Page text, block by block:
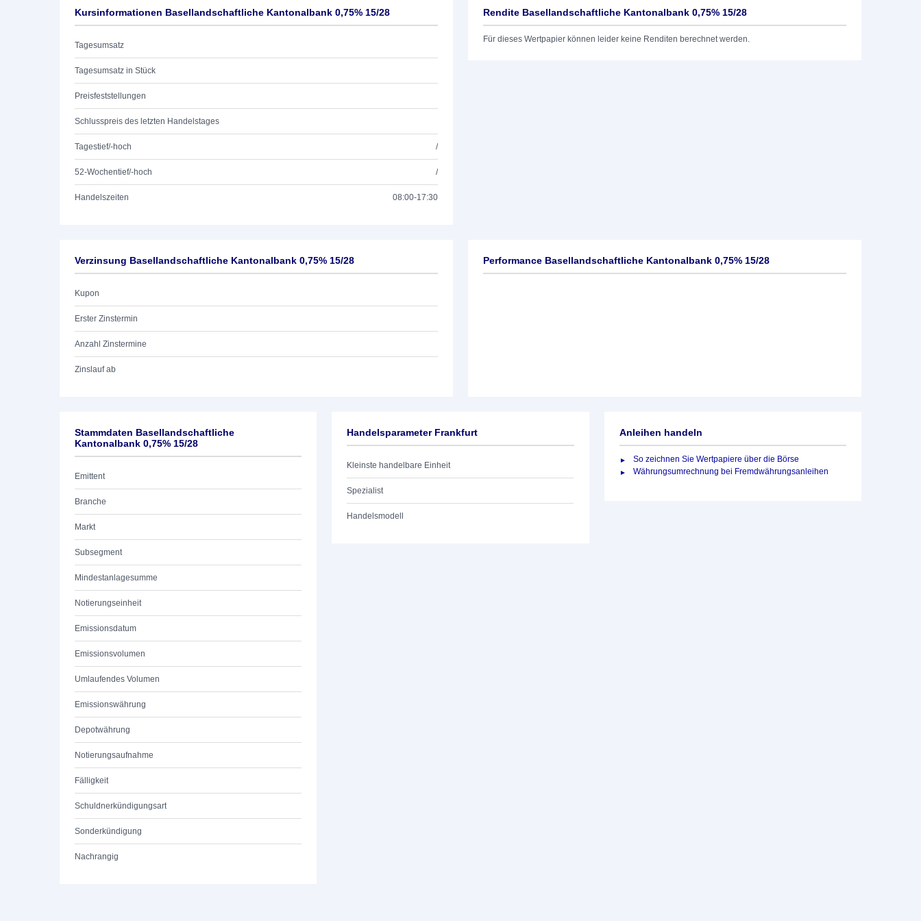
Kursinformationen Basellandschaftliche Kantonalbank 0,75% 15/28
Tagesumsatz
Tagesumsatz in Stück
Preisfeststellungen
Schlusspreis des letzten Handelstages
Tagestief/-hoch /
52-Wochentief/-hoch /
Handelszeiten 08:00-17:30
Rendite Basellandschaftliche Kantonalbank 0,75% 15/28
Für dieses Wertpapier können leider keine Renditen berechnet werden.
Verzinsung Basellandschaftliche Kantonalbank 0,75% 15/28
Kupon
Erster Zinstermin
Anzahl Zinstermine
Zinslauf ab
Performance Basellandschaftliche Kantonalbank 0,75% 15/28
Stammdaten Basellandschaftliche
Kantonalbank 0,75% 15/28
Emittent
Branche
Markt
Subsegment
Mindestanlagesumme
Notierungseinheit
Emissionsdatum
Emissionsvolumen
Umlaufendes Volumen
Emissionswährung
Depotwährung
Notierungsaufnahme
Fälligkeit
Schuldnerkündigungsart
Sonderkündigung
Nachrangig
Handelsparameter Frankfurt
Kleinste handelbare Einheit
Spezialist
Handelsmodell
Anleihen handeln
So zeichnen Sie Wertpapiere über die Börse
Währungsumrechnung bei Fremdwährungsanleihen